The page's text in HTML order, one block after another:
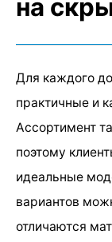
на
Для каждого
практичные и
Ассортимент
поэтому
идеальные
вариантов
отличаются